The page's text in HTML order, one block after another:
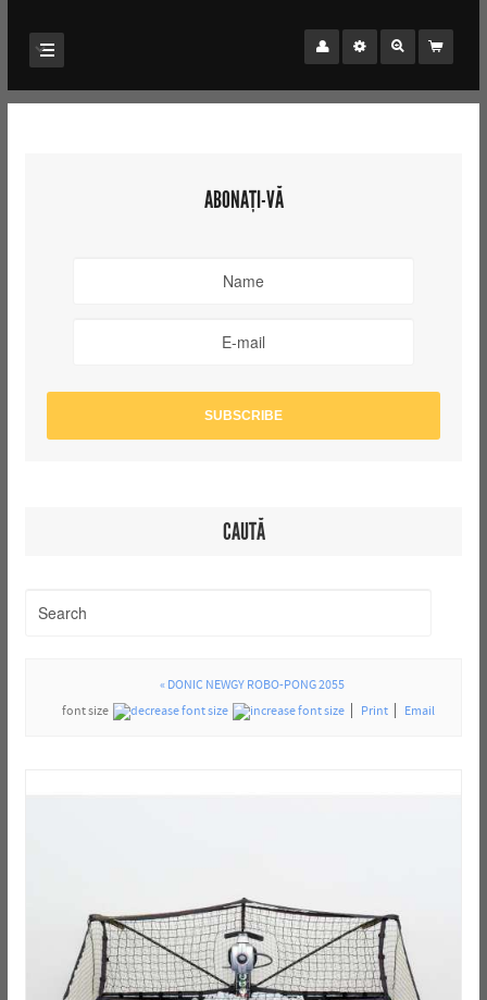
ABONAȚI-VĂ
CAUTĂ
« DONIC NEWGY ROBO-PONG 2055
font size
Print Email